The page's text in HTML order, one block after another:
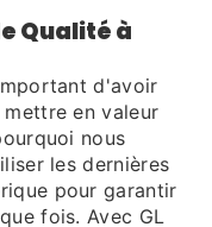
Qualité à
d'avoir
en valeur
nous
les dernières
pour garantir
fois. Avec GL